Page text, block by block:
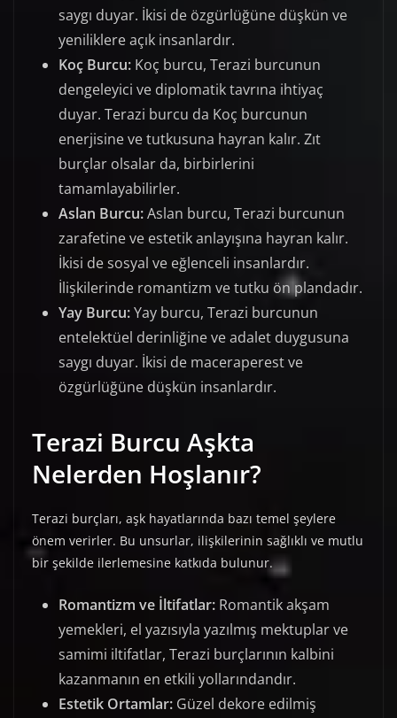
saygı duyar. İkisi de özgürlüğüne düşkün ve
yeniliklere açık insanlardır.
Koç Burcu: Koç burcu, Terazi burcunun
dengeleyici ve diplomatik tavrına ihtiyaç
duyar. Terazi burcu da Koç burcunun
enerjisine ve tutkusuna hayran kalır. Zıt
burçlar olsalar da, birbirlerini
tamamlayabilirler.
Aslan Burcu:Aslan burcu, Terazi burcunun
zarafetine ve estetik anlayışına hayran kalır.
İkisi de sosyal ve eğlenceli insanlardır.
İlişkilerinde romantizm ve tutku ön plandadır.
Yay Burcu:Yay burcu, Terazi burcunun
entelektüel derinliğine ve adalet duygusuna
saygı duyar. İkisi de maceraperest ve
özgürlüğüne düşkün insanlardır.
Terazi Burcu Aşkta
Nelerden Hoşlanır?
Terazi burçları, aşk hayatlarında bazı temel şeylere
önem verirler. Bu unsurlar, ilişkilerinin sağlıklı ve mutlu
bir şekilde ilerlemesine katkıda bulunur.
Romantizm ve İltifatlar: Romantik akşam
yemekleri, el yazısıyla yazılmış mektuplar ve
samimi iltifatlar, Terazi burçlarının kalbini
kazanmanın en etkili yollarındandır.
Estetik Ortamlar: Güzel dekore edilmiş